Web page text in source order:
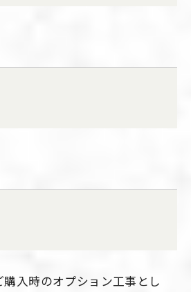
入時のオプション工事とし